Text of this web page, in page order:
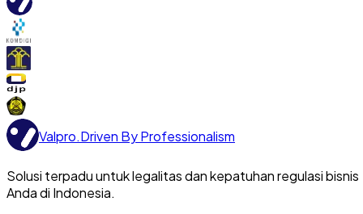
Valpro.Driven By Professionalism
Solusi terpadu untuk legalitas dan kepatuhan regulasi bisnis
Anda di Indonesia.